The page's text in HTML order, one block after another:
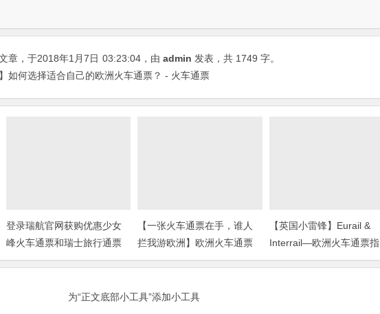
章，于2018年1月7日 03:23:04 ，由 admin 发表，共 1749 字。
】如何选择适合自己的欧洲火车通票？ - 火车通票
登录瑞航官网获购优惠少女
峰火车通票和瑞士旅行通票
【一张火车通票在手，谁人
拦我游欧洲】欧洲火车通票
指南，现在买还有给力优惠
【英国小雷锋】Eurail &
Interrail—欧洲火车通票指
南！
为“正文底部小工具”添加小工具